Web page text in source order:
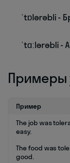
ˈtɒlərəbli -
ˈtɑːlərəbli -
Примеры
Пример
The job was
easy.
The food was
good.